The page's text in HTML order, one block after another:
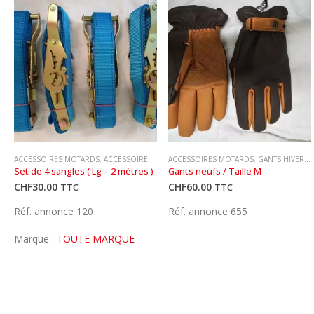
ACCESSOIRES MOTARDS, ACCESSOIRES MOTOS ,AILERONS,AIRBAG (FEMME),AIRBAG
Set de 4 sangles ( Lg – 2 mètres )
CHF30.00 TTC
Réf. annonce 120
Marque : TOUTE MARQUE
ACCESSOIRES MOTARDS, GANTS HIVER (HOMME)
Gants neufs / Taille M
CHF60.00 TTC
Réf. annonce 655